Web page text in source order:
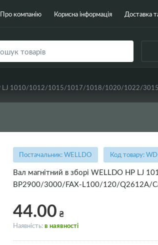
Про компанію Корисна інформація Доставка
Постачальник: WELLDO Код товару:
Вал магнітний в зборі WELLDO HP
BP2900/3000/FAX-L100/120/Q2612A/
44.00 ₴
Наявність:в наявності